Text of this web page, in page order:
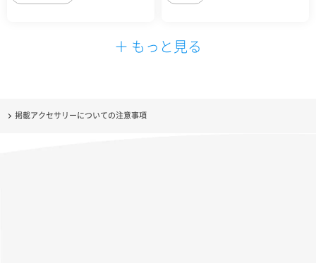
＋ もっと見る
掲載アクセサリーについての注意事項